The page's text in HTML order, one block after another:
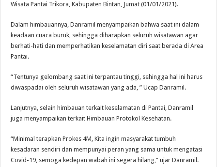
Wisata Pantai Trikora, Kabupaten Bintan, Jumat (01/01/2021).
Dalam himbauannya, Danramil menyampaikan bahwa saat ini dalam
keadaan cuaca buruk, sehingga diharapkan seluruh wisatawan agar
berhati-hati dan memperhatikan keselamatan diri saat berada di Area
Pantai.
“Tentunya gelombang saat ini terpantau tinggi, sehingga hal ini harus
diwaspadai oleh seluruh wisatawan yang ada, ” Ucap Danramil.
Lanjutnya, selain himbauan terkait keselamatan di Pantai, Danramil
juga menyampaikan terkait Himbauan Protokol Kesehatan.
“Minimal terapkan Prokes 4M, Kita ingin masyarakat tumbuh
kesadaran sendiri dan mempunyai peran yang sama untuk mengatasi
Covid-19, semoga kedepan wabah ini segera hilang,” ujar Danramil.